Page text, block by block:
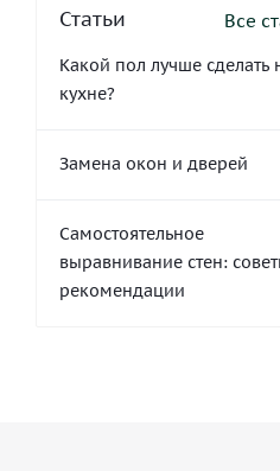
Статьи Все
Какой пол лучше сделать
кухне?
Замена окон и дверей
Самостоятельное
выравнивание стен:
рекомендации